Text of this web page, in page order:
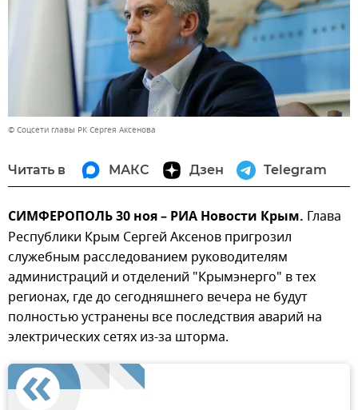
© Соцсети главы РК Сергея Аксенова
Читать в МАКС Дзен Telegram
СИМФЕРОПОЛЬ 30 ноя – РИА Новости Крым. Глава
Республики Крым Сергей Аксенов пригрозил
служебным расследованием руководителям
администраций и отделений "Крымэнерго" в тех
регионах, где до сегодняшнего вечера не будут
полностью устранены все последствия аварий на
электрических сетях из-за шторма.